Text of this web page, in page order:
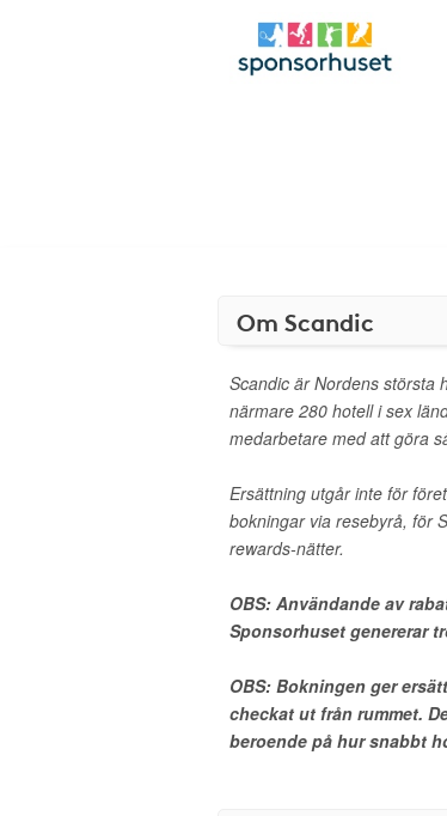
Om Scandic
Scandic är Nordens största
närmare 280 hotell i sex
medarbetare med att göra
Ersättning utgår inte för
bokningar via resebyrå, för
rewards-nätter.
OBS: Användande av
Sponsorhuset genererar
OBS: Bokningen ger
checkat ut från rummet.
beroende på hur snabbt